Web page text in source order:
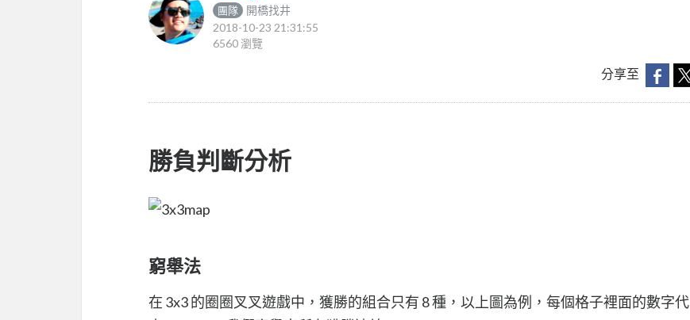
團隊
開橋找井
2018-10-23 21:31:55
6560 瀏覽
分享至
勝負判斷分析
窮舉法
在 3x3 的圈圈叉叉遊戲中，獲勝的組合只有 8 種，以上圖為例，每個格子裡面的數字代